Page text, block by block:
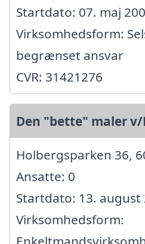
Startdato: 07. maj
Virksomhedsform:
begrænset ansvar
CVR: 31421276
Den "bette" maler
Holbergsparken 36,
Ansatte: 0
Startdato: 13. august
Virksomhedsform: